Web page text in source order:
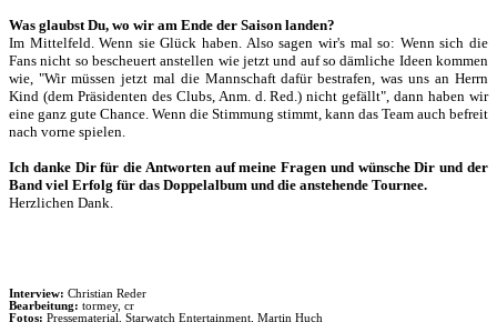
Was glaubst Du, wo wir am Ende der Saison landen?
Im Mittelfeld. Wenn sie Glück haben. Also sagen wir's mal so: Wenn sich die
Fans nicht so bescheuert anstellen wie jetzt und auf so dämliche Ideen kommen
wie, "Wir müssen jetzt mal die Mannschaft dafür bestrafen, was uns an Herrn
Kind (dem Präsidenten des Clubs, Anm. d. Red.) nicht gefällt", dann haben wir
eine ganz gute Chance. Wenn die Stimmung stimmt, kann das Team auch befreit
nach vorne spielen.
Ich danke Dir für die Antworten auf meine Fragen und wünsche Dir und der
Band viel Erfolg für das Doppelalbum und die anstehende Tournee.
Herzlichen Dank.
Interview: Christian Reder
Bearbeitung: tormey, cr
Fotos: Pressematerial, Starwatch Entertainment, Martin Huch